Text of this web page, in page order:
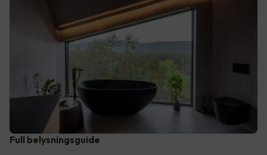
Full belysningsguide